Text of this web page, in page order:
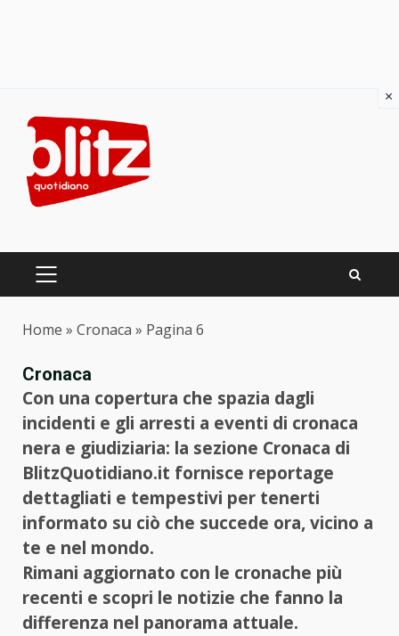
content
PRIMARY
Home » Cronaca » Pagina 6
Cronaca
Con una copertura che spazia dagli
incidenti e gli arresti a eventi di cronaca
nera e giudiziaria: la sezione Cronaca di
BlitzQuotidiano.it fornisce reportage
dettagliati e tempestivi per tenerti
informato su ciò che succede ora, vicino a
te e nel mondo.
Rimani aggiornato con le cronache più
recenti e scopri le notizie che fanno la
differenza nel panorama attuale.
×